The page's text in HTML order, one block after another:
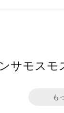
サモス
も